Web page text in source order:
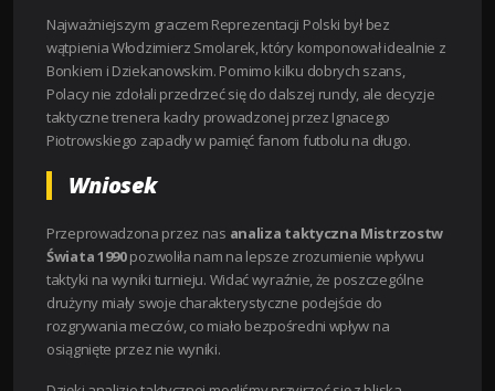
Najważniejszym graczem Reprezentacji Polski był bez
wątpienia Włodzimierz Smolarek, który komponował idealnie z
Bonkiem i Dziekanowskim. Pomimo kilku dobrych szans,
Polacy nie zdołali przedrzeć się do dalszej rundy, ale decyzje
taktyczne trenera kadry prowadzonej przez Ignacego
Piotrowskiego zapadły w pamięć fanom futbolu na długo.
Wniosek
Przeprowadzona przez nas analiza taktyczna Mistrzostw
Świata 1990pozwoliła nam na lepsze zrozumienie wpływu
taktyki na wyniki turnieju. Widać wyraźnie, że poszczególne
drużyny miały swoje charakterystyczne podejście do
rozgrywania meczów, co miało bezpośredni wpływ na
osiągnięte przez nie wyniki.